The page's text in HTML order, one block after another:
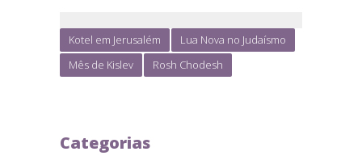
Kotel em Jerusalém
Lua Nova no Judaísmo
Mês de Kislev
Rosh Chodesh
Categorias